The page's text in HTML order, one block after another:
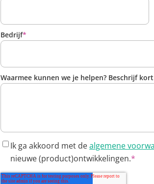
Bedrijf*
Waarmee kunnen we je helpen? Beschrijf
Ik ga akkoord met dealgemene
nieuwe (product)ontwikkelingen.*